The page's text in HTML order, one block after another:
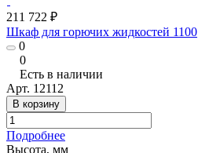
211 722 ₽
Шкаф для горючих жидкостей 1100
0
0
Есть в наличии
Арт. 12112
В корзину
Подробнее
Высота, мм